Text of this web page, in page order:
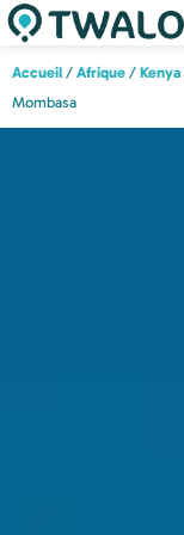
Accueil/ Afrique / Kenya
Mombasa